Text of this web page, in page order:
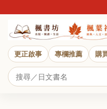
更正啟事 專欄推薦 購